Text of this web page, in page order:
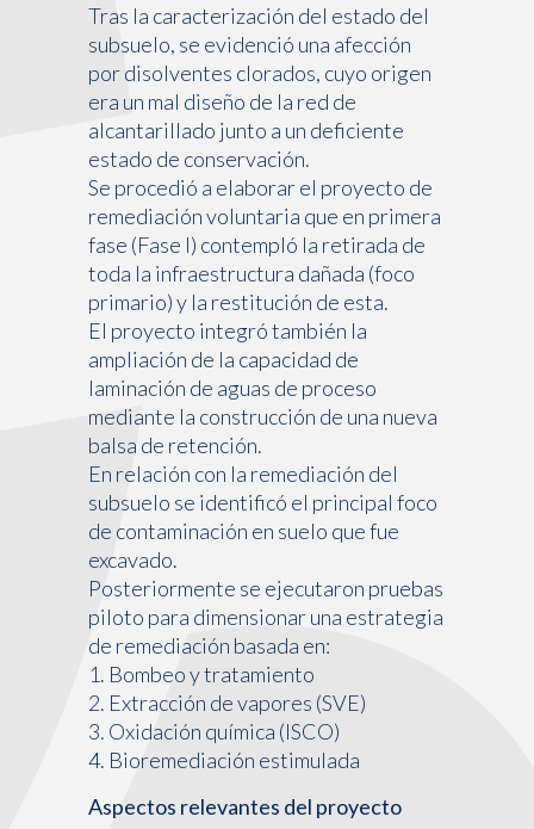
Tras la caracterización del estado del
subsuelo, se evidenció una afección
por disolventes clorados, cuyo origen
era un mal diseño de la red de
alcantarillado junto a un deficiente
estado de conservación.
Se procedió a elaborar el proyecto de
remediación voluntaria que en primera
fase (Fase I) contempló la retirada de
toda la infraestructura dañada (foco
primario) y la restitución de esta.
El proyecto integró también la
ampliación de la capacidad de
laminación de aguas de proceso
mediante la construcción de una nueva
balsa de retención.
En relación con la remediación del
subsuelo se identificó el principal foco
de contaminación en suelo que fue
excavado.
Posteriormente se ejecutaron pruebas
piloto para dimensionar una estrategia
de remediación basada en:
1. Bombeo y tratamiento
2. Extracción de vapores (SVE)
3. Oxidación química (ISCO)
4. Bioremediación estimulada
Aspectos relevantes del proyecto